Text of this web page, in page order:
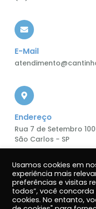
E-Mail
Endereço
Rua 7 de Setembro
São Carlos - SP
Usamos cookies em
experiência mais
preferências e visitas
todos”, você concorda
cookies. No entanto,